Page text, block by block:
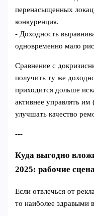
перенасыщенных
конкуренция.
- Доходность
одновременно мало
Сравнение с
получить ту же
приходится дольше
активнее управлять им
улучшать качество
---
Куда выгодно
2025: рабочие
Если отвлечься от
то наиболее здравыми